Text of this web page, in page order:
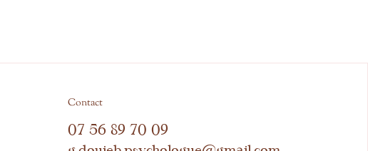
Contact
07 56 89 70 09